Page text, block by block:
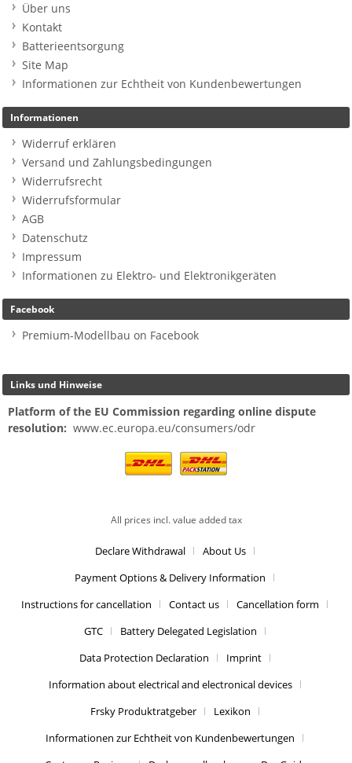
Über uns
Kontakt
Batterieentsorgung
Site Map
Informationen zur Echtheit von Kundenbewertungen
Informationen
Widerruf erklären
Versand und Zahlungsbedingungen
Widerrufsrecht
Widerrufsformular
AGB
Datenschutz
Impressum
Informationen zu Elektro- und Elektronikgeräten
Facebook
Premium-Modellbau on Facebook
Links und Hinweise
Platform of the EU Commission regarding online dispute
resolution: www.ec.europa.eu/consumers/odr
All prices incl. value added tax
Declare Withdrawal
About Us
Payment Options & Delivery Information
Instructions for cancellation
Contact us
Cancellation form
GTC
Battery Delegated Legislation
Data Protection Declaration
Imprint
Information about electrical and electronical devices
Frsky Produktratgeber
Lexikon
Informationen zur Echtheit von Kundenbewertungen